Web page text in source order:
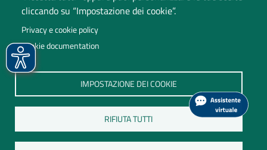
cliccando su “Impostazione dei cookie”.
Privacy e cookie policy
Cookie documentation
IMPOSTAZIONE DEI COOKIE
RIFIUTA TUTTI
Università degli Studi dell'Insubria
Sede legale: via Ravasi 2, 21100 Varese
Contact Center
P.IVA 02481820120
(C.F. 95039180120)
PEC: ateneo@pec.uninsubria.it (vedi le altre caselle )